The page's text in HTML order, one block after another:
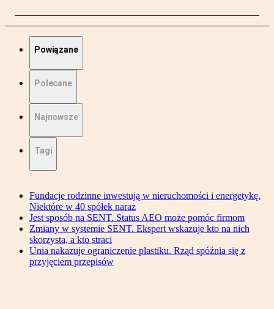
Powiązane
Polecane
Najnowsze
Tagi
Fundacje rodzinne inwestują w nieruchomości i energetykę.
Niektóre w 40 spółek naraz
Jest sposób na SENT. Status AEO może pomóc firmom
Zmiany w systemie SENT. Ekspert wskazuje kto na nich
skorzysta, a kto straci
Unia nakazuje ograniczenie plastiku. Rząd spóźnia się z
przyjęciem przepisów